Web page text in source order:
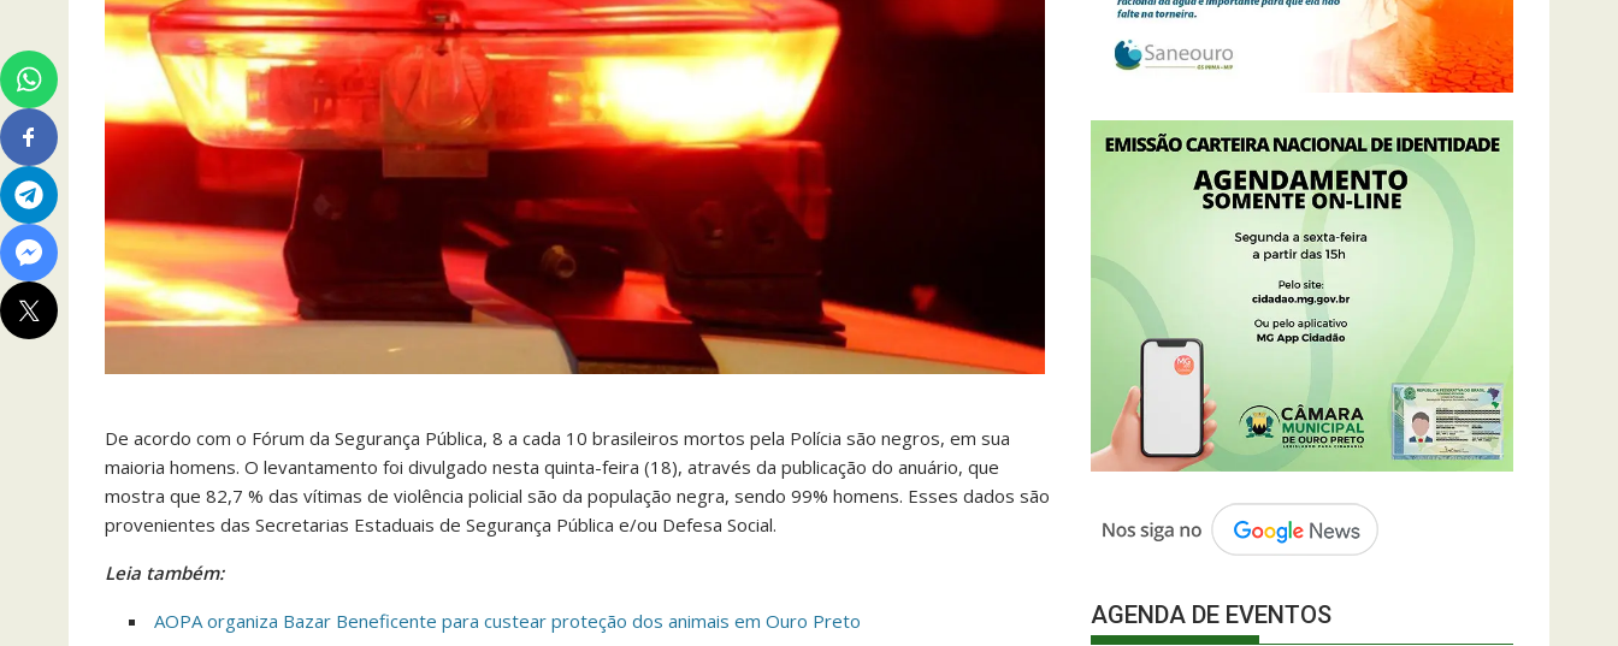
De acordo com o Fórum da Segurança Pública, 8 a cada 10 brasileiros mortos pela Polícia são negros, em sua
maioria homens. O levantamento foi divulgado nesta quinta-feira (18), através da publicação do anuário, que
mostra que 82,7 % das vítimas de violência policial são da população negra, sendo 99% homens. Esses dados são
provenientes das Secretarias Estaduais de Segurança Pública e/ou Defesa Social.
Leia também:
AOPA organiza Bazar Beneficente para custear proteção dos animais em Ouro Preto
AGENDA DE EVENTOS